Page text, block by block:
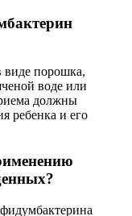
виде порошка,
воде или
должны
ребенка и его